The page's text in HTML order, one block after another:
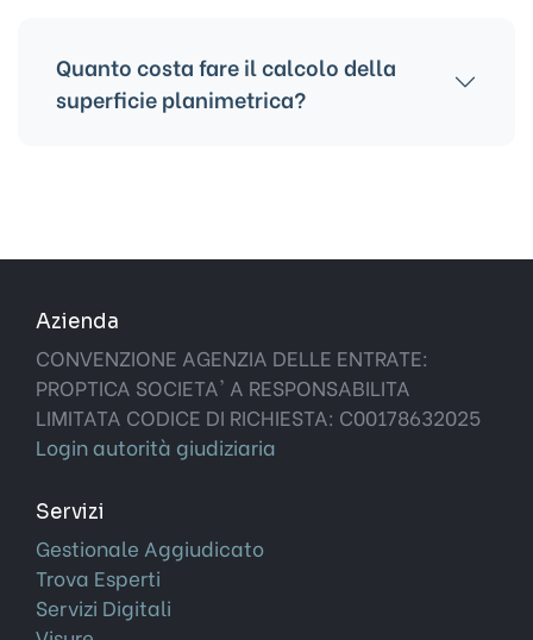
Quanto costa fare il calcolo della
superficie planimetrica?
Azienda
CONVENZIONE AGENZIA DELLE ENTRATE:
PROPTICA SOCIETA' A RESPONSABILITA
LIMITATA CODICE DI RICHIESTA: C00178632025
Login autorità giudiziaria
Servizi
Gestionale Aggiudicato
Trova Esperti
Servizi Digitali